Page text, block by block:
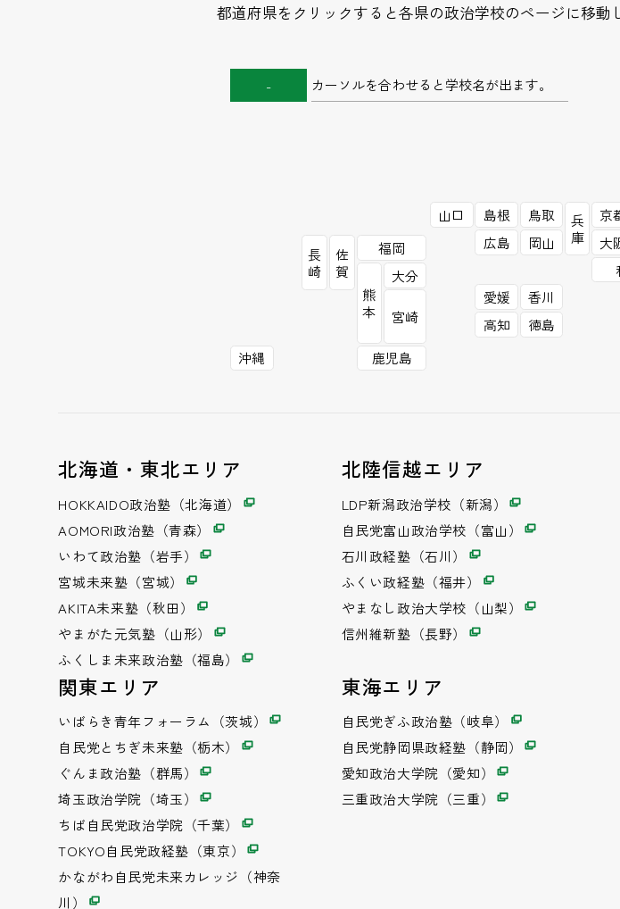
都道府県をクリックすると各県の政治学校のページに移動
- カーソルを合わせると学校名が出ます。
京
大
兵
庫
鳥取
島根
岡山
広島
山口
徳島
香川
愛媛
高知
福岡
佐
賀
長
崎
熊
本
大分
宮崎
鹿児島
沖縄
北海道・東北エリア
HOKKAIDO政治塾（北海道）
AOMORI政治塾（青森）
いわて政治塾（岩手）
宮城未来塾（宮城）
AKITA未来塾（秋田）
やまがた元気塾（山形）
ふくしま未来政治塾（福島）
関東エリア
いばらき青年フォーラム（茨城）
自民党とちぎ未来塾（栃木）
ぐんま政治塾（群馬）
埼玉政治学院（埼玉）
ちば自民党政治学院（千葉）
TOKYO自民党政経塾（東京）
かながわ自民党未来カレッジ（神奈
川）
北陸信越エリア
LDP新潟政治学校（新潟）
自民党富山政治学校（富山）
石川政経塾（石川）
ふくい政経塾（福井）
やまなし政治大学校（山梨）
信州維新塾（長野）
東海エリア
自民党ぎふ政治塾（岐阜）
自民党静岡県政経塾（静岡）
愛知政治大学院（愛知）
三重政治大学院（三重）